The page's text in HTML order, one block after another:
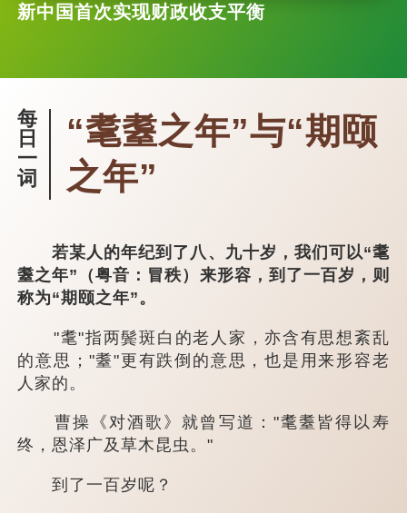
新中国首次实现财政收支平衡
每
日
一
词
“耄耋之年”与“期颐
之年”
若某人的年纪到了八、九十岁，我们可以“耄
耋之年”（粤音：冒秩）来形容，到了一百岁，则
称为“期颐之年”。
"耄"指两鬓斑白的老人家，亦含有思想紊乱
的意思；"耋"更有跌倒的意思，也是用来形容老
人家的。
曹操《对酒歌》就曾写道："耄耋皆得以寿
终，恩泽广及草木昆虫。"
到了一百岁呢？